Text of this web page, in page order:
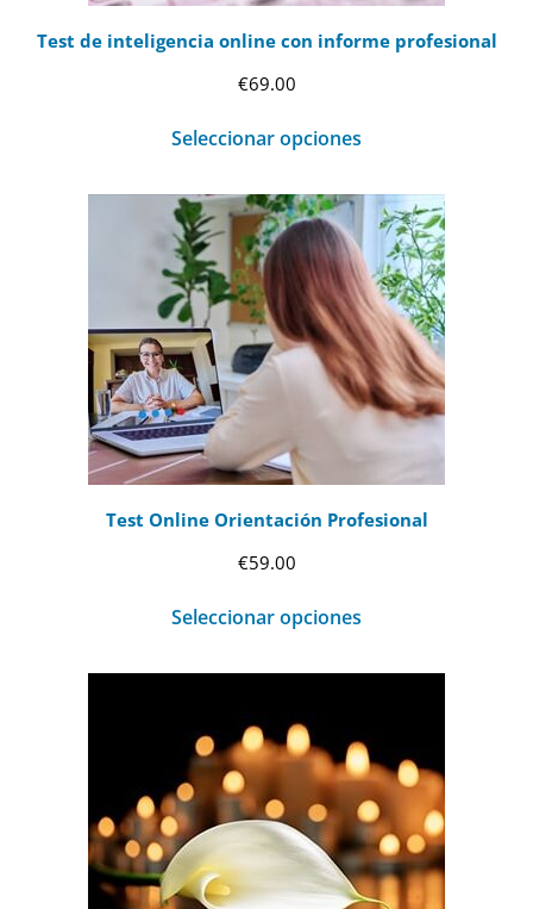
Test de inteligencia online con informe profesional
€69.00
Seleccionar opciones
Test Online Orientación Profesional
€59.00
Seleccionar opciones